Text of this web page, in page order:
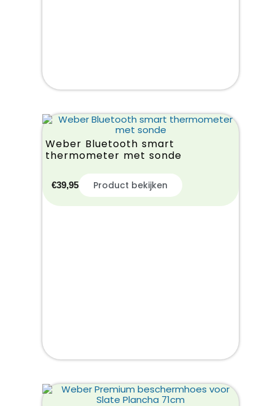
Weber Bluetooth smart
thermometer met sonde
€39,95 Product bekijken